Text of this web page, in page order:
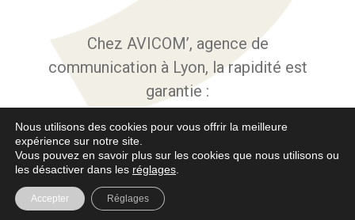
Chez AVICOM’, agence de
communication à Lyon, la rapidité est
garantie :
patte au service de la créativité, vous
n’aurez pas le temps de dire « ouf » que
vous aurez déjà reçu votre premier
retour !
Nous utilisons des cookies pour vous offrir la meilleure
expérience sur notre site.
Vous pouvez en savoir plus sur les cookies que nous utilisons ou
les désactiver dans les réglages
Accepter Réglages